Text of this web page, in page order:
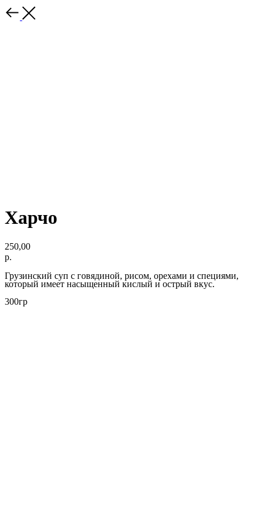
Харчо
250,00
р.
Грузинский суп с говядиной, рисом, орехами и специями,
который имеет насыщенный кислый и острый вкус.
300гр